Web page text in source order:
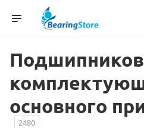
основного
2480